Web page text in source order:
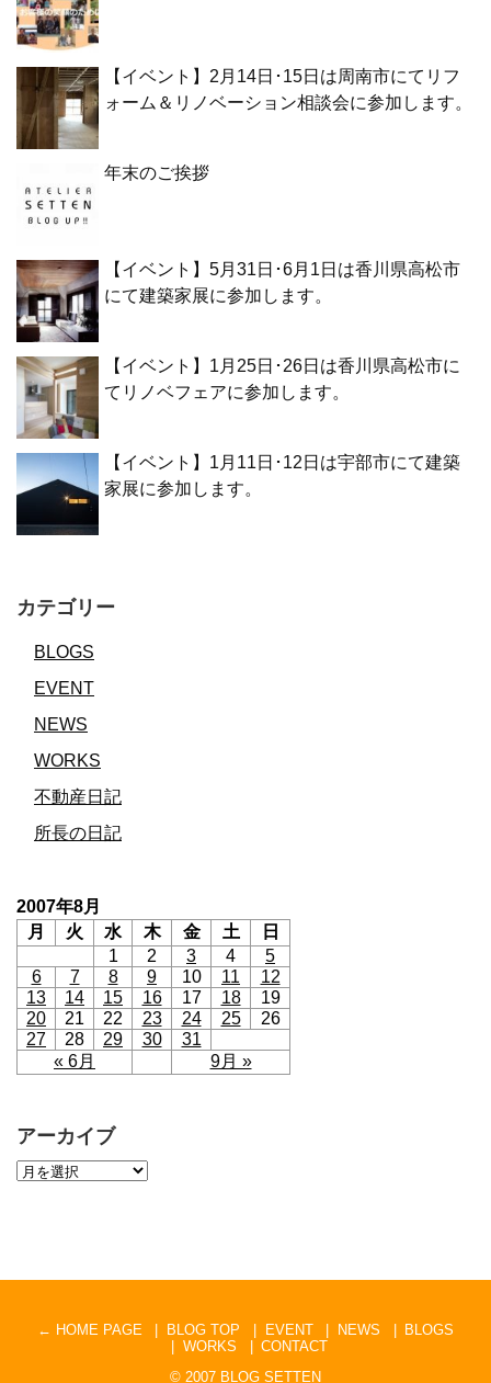
【イベント】2月14日･15日は周南市にてリフ
ォーム＆リノベーション相談会に参加します。
年末のご挨拶
【イベント】5月31日･6月1日は香川県高松市
にて建築家展に参加します。
【イベント】1月25日･26日は香川県高松市に
てリノベフェアに参加します。
【イベント】1月11日･12日は宇部市にて建築
家展に参加します。
カテゴリー
BLOGS
EVENT
NEWS
WORKS
不動産日記
所長の日記
2007年8月
月
火 水 木 金 土 日
« 6月 9月 »
1 2 3 4
5
6
7 8 9 10 11
12
13
14 15 16 17 18
19
20
21 22 23 24 25
26
27
28 29 30 31
アーカイブ
← HOME PAGE BLOG TOP EVENT NEWS
BLOGS
WORKS
CONTACT
© 2007 BLOG SETTEN